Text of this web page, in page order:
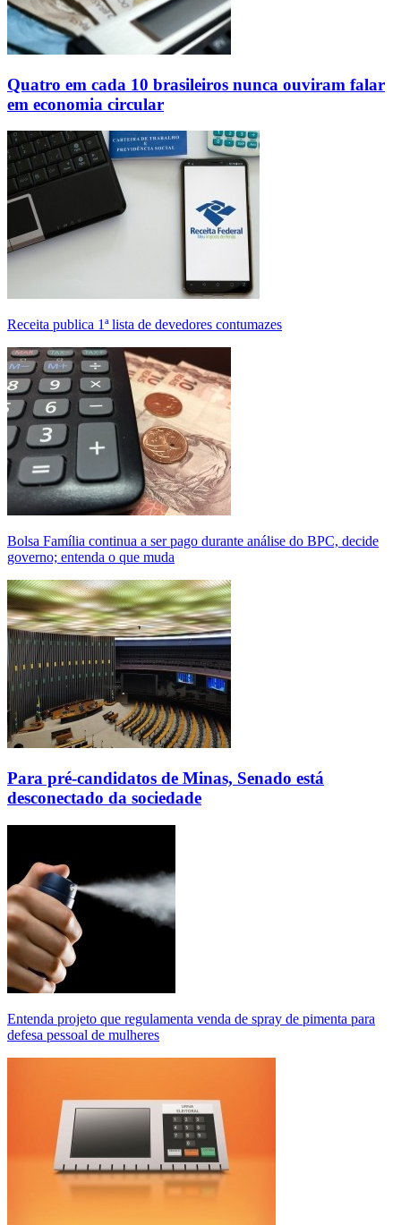
Quatro em cada 10 brasileiros nunca ouviram falar
em economia circular
Receita publica 1ª lista de devedores contumazes
Bolsa Família continua a ser pago durante análise do BPC, decide
governo; entenda o que muda
Para pré-candidatos de Minas, Senado está
desconectado da sociedade
Entenda projeto que regulamenta venda de spray de pimenta para
defesa pessoal de mulheres